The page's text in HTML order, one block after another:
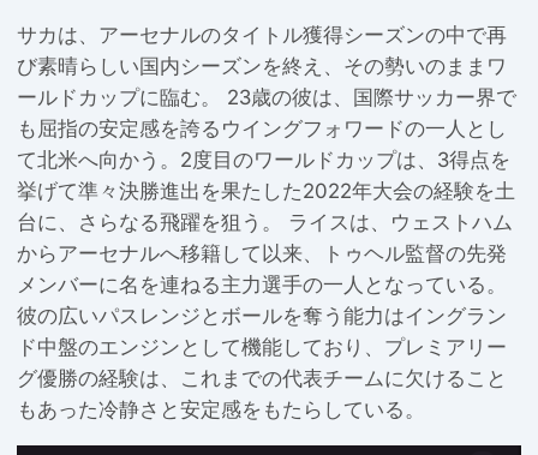
サカは、アーセナルのタイトル獲得シーズンの中で再
び素晴らしい国内シーズンを終え、その勢いのままワ
ールドカップに臨む。 23歳の彼は、国際サッカー界で
も屈指の安定感を誇るウイングフォワードの一人とし
て北米へ向かう。2度目のワールドカップは、3得点を
挙げて準々決勝進出を果たした2022年大会の経験を土
台に、さらなる飛躍を狙う。 ライスは、ウェストハム
からアーセナルへ移籍して以来、トゥヘル監督の先発
メンバーに名を連ねる主力選手の一人となっている。
彼の広いパスレンジとボールを奪う能力はイングラン
ド中盤のエンジンとして機能しており、プレミアリー
グ優勝の経験は、これまでの代表チームに欠けること
もあった冷静さと安定感をもたらしている。